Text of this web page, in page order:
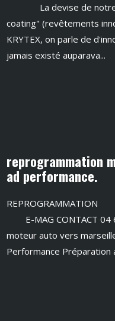
La devise de notre
coating" (revêtements
KRYTEX, on parle de
jamais existé auparava...
reprogrammation
ad performance.
E-MAG CONTACT 04
moteur auto vers
Performance Préparation